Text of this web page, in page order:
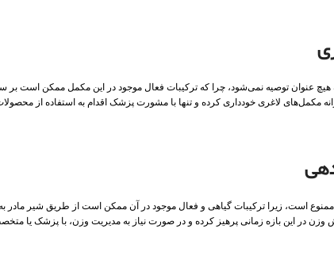
هیچ عنوان توصیه نمی‌شود، چرا که ترکیبات فعال موجود در این مکمل ممکن است
مکمل‌های لاغری خودداری کرده و تنها با مشورت پزشک اقدام به استفاده از
است، زیرا ترکیبات گیاهی و فعال موجود در آن ممکن است از طریق شیر مادر
در این بازه زمانی پرهیز کرده و در صورت نیاز به مدیریت وزن، با پزشک یا